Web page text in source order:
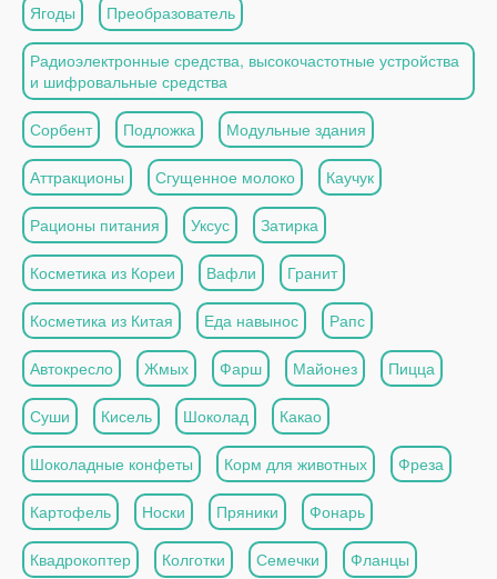
Ягоды Преобразователь
Радиоэлектронные средства, высокочастотные устройства
и шифровальные средства
Сорбент Подложка Модульные здания
Аттракционы Сгущенное молоко Каучук
Рационы питания Уксус Затирка
Косметика из Кореи Вафли Гранит
Косметика из Китая Еда навынос Рапс
Автокресло Жмых Фарш Майонез Пицца
Суши Кисель Шоколад Какао
Шоколадные конфеты Корм для животных Фреза
Картофель Носки Пряники Фонарь
Квадрокоптер Колготки Семечки Фланцы